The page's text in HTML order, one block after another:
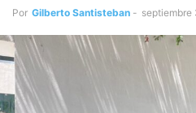
Por Gilberto Santisteban - septiembre